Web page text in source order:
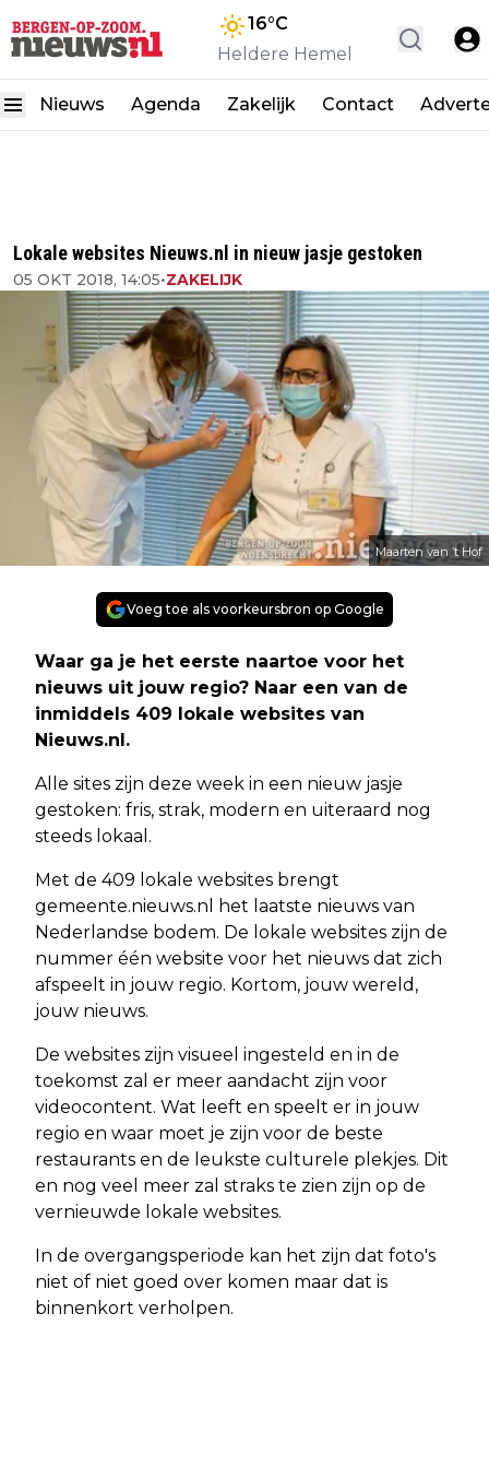
16°C
Heldere Hemel
Nieuws Agenda Zakelijk Contact
Lokale websites Nieuws.nl in nieuw jasje gestoken
05 OKT 2018, 14:05•ZAKELIJK
Maarten van ’t Hof
Voeg toe als voorkeursbron op Google
Waar ga je het eerste naartoe voor het
nieuws uit jouw regio? Naar een van de
inmiddels 409 lokale websites van
Nieuws.nl.
Alle sites zijn deze week in een nieuw jasje
gestoken: fris, strak, modern en uiteraard nog
steeds lokaal.
Met de 409 lokale websites brengt
gemeente.nieuws.nl het laatste nieuws van
Nederlandse bodem. De lokale websites zijn de
nummer één website voor het nieuws dat zich
afspeelt in jouw regio. Kortom, jouw wereld,
jouw nieuws.
De websites zijn visueel ingesteld en in de
toekomst zal er meer aandacht zijn voor
videocontent. Wat leeft en speelt er in jouw
regio en waar moet je zijn voor de beste
restaurants en de leukste culturele plekjes. Dit
en nog veel meer zal straks te zien zijn op de
vernieuwde lokale websites.
In de overgangsperiode kan het zijn dat foto's
niet of niet goed over komen maar dat is
binnenkort verholpen.